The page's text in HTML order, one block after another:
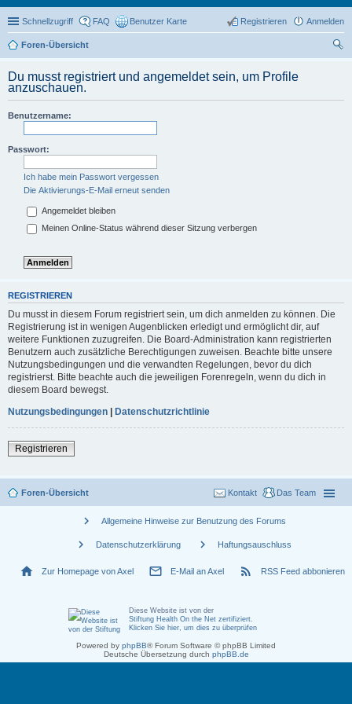
Schnellzugriff FAQ Benutzer Karte Anmelden
Registrieren
Foren-Übersicht
Du musst registriert und angemeldet sein, um Profile
anzuschauen.
Benutzername:
Passwort:
Ich habe mein Passwort vergessen
Die Aktivierungs-E-Mail erneut senden
Angemeldet bleiben
Meinen Online-Status während dieser Sitzung verbergen
REGISTRIEREN
Du musst in diesem Forum registriert sein, um dich anmelden zu können. Die
Registrierung ist in wenigen Augenblicken erledigt und ermöglicht dir, auf
weitere Funktionen zuzugreifen. Die Board-Administration kann registrierten
Benutzern auch zusätzliche Berechtigungen zuweisen. Beachte bitte unsere
Nutzungsbedingungen und die verwandten Regelungen, bevor du dich
registrierst. Bitte beachte auch die jeweiligen Forenregeln, wenn du dich in
diesem Board bewegst.
Nutzungsbedingungen | Datenschutzrichtlinie
Registrieren
Foren-Übersicht Das Team
Kontakt
chevron_right Allgemeine Hinweise zur Benutzung des Forums
chevron_right Datenschutzerklärung chevron_right Haftungsauschluss
home Zur Homepage von Axel mail_outline E-Mail an Axel rss_feed RSS Feed abbonieren
Diese Website ist von der
Stiftung Health On the Net zertifiziert
Klicken Sie hier, um dies zu überprüfen
Powered by phpBB® Forum Software © phpBB Limited
Deutsche Übersetzung durch phpBB.de